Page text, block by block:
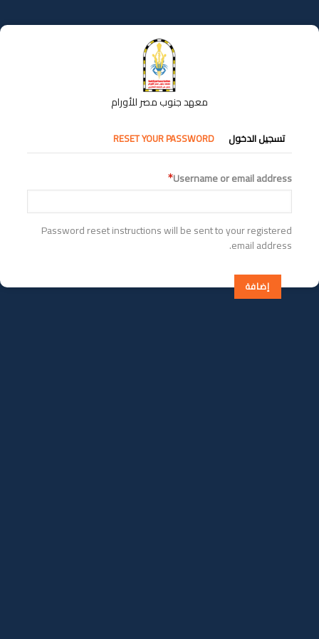
إلى
المحتوى
معهد جنوب مصر للأورام
التبويبات
الأساسية
تسجيل الدخول RESET YOUR PASSWORD
Username or email address
Password reset instructions will be sent to your registered
email address.